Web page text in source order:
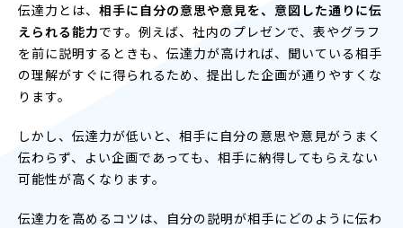
伝達力とは、 相手に自分の意思や意見を、意図した通りに伝
えられる能力です。例えば、社内のプレゼンで、表やグラフ
を前に説明するときも、伝達力が高ければ、聞いている相手
の理解がすぐに得られるため、提出した企画が通りやすくな
ります。
しかし、伝達力が低いと、相手に自分の意思や意見がうまく
伝わらず、よい企画であっても、相手に納得してもらえない
可能性が高くなります。
伝達力を高めるコツは、自分の説明が相手にどのように伝わ